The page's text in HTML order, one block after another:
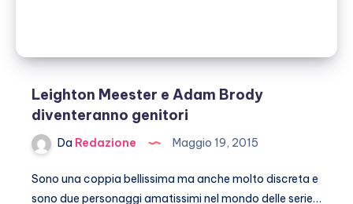
Leighton Meester e Adam Brody
diventeranno genitori
Da Redazione Maggio 19, 2015
Sono una coppia bellissima ma anche molto discreta e
sono due personaggi amatissimi nel mondo delle serie…